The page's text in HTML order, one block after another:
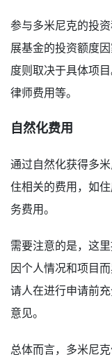
参与多米尼克的投
展基金的投资额度
度则取决于具体项
律师费用等。
自然化费用
通过自然化获得多
住相关的费用，如
务费用。
需要注意的是，这
因个人情况和项目
请人在进行申请前
意见。
总体而言，多米尼